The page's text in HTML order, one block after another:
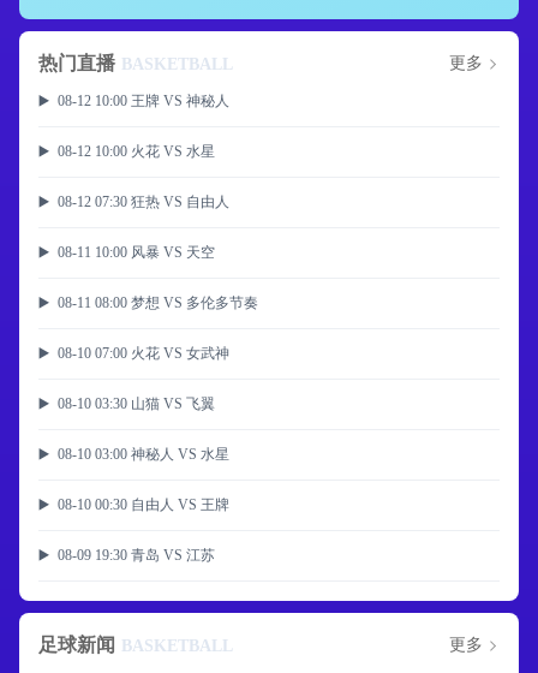
热门直播 BASKETBALL 更多
▶️ 08-12 10:00 王牌 VS 神秘人
▶️ 08-12 10:00 火花 VS 水星
▶️ 08-12 07:30 狂热 VS 自由人
▶️ 08-11 10:00 风暴 VS 天空
▶️ 08-11 08:00 梦想 VS 多伦多节奏
▶️ 08-10 07:00 火花 VS 女武神
▶️ 08-10 03:30 山猫 VS 飞翼
▶️ 08-10 03:00 神秘人 VS 水星
▶️ 08-10 00:30 自由人 VS 王牌
▶️ 08-09 19:30 青岛 VS 江苏
足球新闻 BASKETBALL 更多